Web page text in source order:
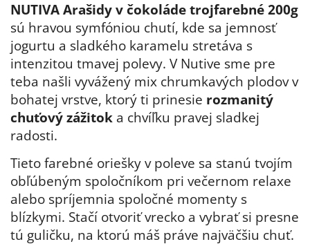
NUTIVA Arašidy v čokoláde trojfarebné 200g
sú hravou symfóniou chutí, kde sa jemnosť
jogurtu a sladkého karamelu stretáva s
intenzitou tmavej polevy. V Nutive sme pre
teba našli vyvážený mix chrumkavých plodov v
bohatej vrstve, ktorý ti prinesie rozmanitý
chuťový zážitok a chvíľku pravej sladkej
radosti.
Tieto farebné oriešky v poleve sa stanú tvojím
obľúbeným spoločníkom pri večernom relaxe
alebo spríjemnia spoločné momenty s
blízkymi. Stačí otvoriť vrecko a vybrať si presne
tú guličku, na ktorú máš práve najväčšiu chuť.